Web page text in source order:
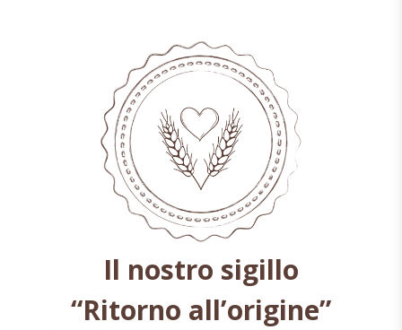
Il nostro sigillo
“Ritorno all’origine”